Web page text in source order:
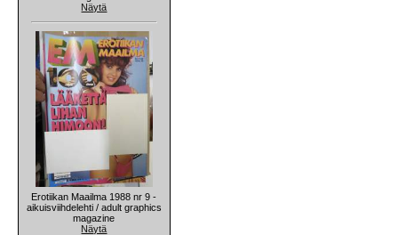
Näytä
Erotiikan Maailma 1988 nr 9 -
aikuisviihdelehti / adult graphics
magazine
Näytä